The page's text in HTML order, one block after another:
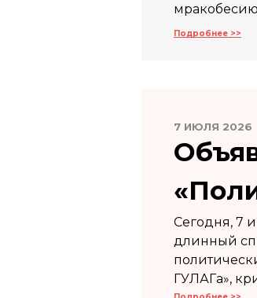
Подробнее >>
7 ИЮЛЯ 2026
Сегодня, 7
длинный
ГУЛАГа»,